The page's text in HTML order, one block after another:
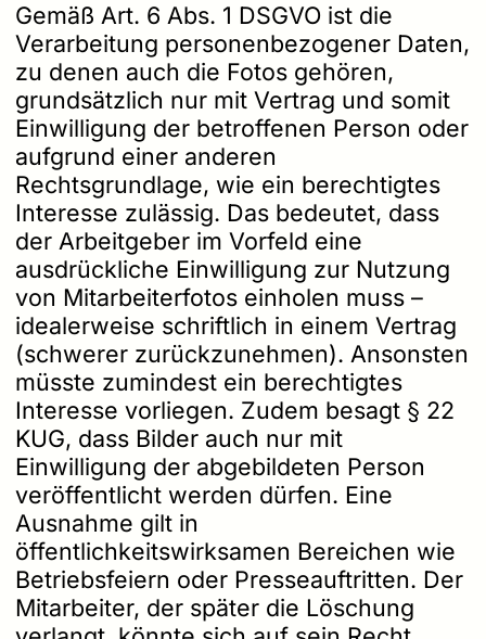
Gemäß Art. 6 Abs. 1 DSGVO ist die
Verarbeitung personenbezogener Daten,
zu denen auch die Fotos gehören,
grundsätzlich nur mit Vertrag und somit
Einwilligung der betroffenen Person oder
aufgrund einer anderen
Rechtsgrundlage, wie ein berechtigtes
Interesse zulässig. Das bedeutet, dass
der Arbeitgeber im Vorfeld eine
ausdrückliche Einwilligung zur Nutzung
von Mitarbeiterfotos einholen muss –
idealerweise schriftlich in einem Vertrag
(schwerer zurückzunehmen). Ansonsten
müsste zumindest ein berechtigtes
Interesse vorliegen. Zudem besagt § 22
KUG, dass Bilder auch nur mit
Einwilligung der abgebildeten Person
veröffentlicht werden dürfen. Eine
Ausnahme gilt in
öffentlichkeitswirksamen Bereichen wie
Betriebsfeiern oder Presseauftritten. Der
Mitarbeiter, der später die Löschung